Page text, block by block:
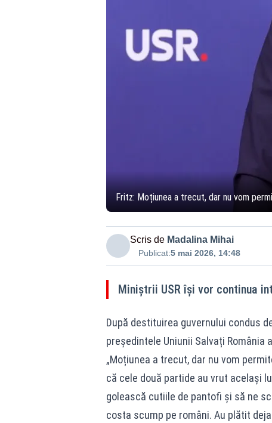
Fritz: Moțiunea a trecut, dar nu vom
Scris de Madalina Mihai
Publicat:5 mai 2026, 14:48
Miniștrii USR își vor continua
După destituirea guvernului condus
președintele Uniunii Salvați
„Moțiunea a trecut, dar nu vom
că cele două partide au vrut același
golească cutiile de pantofi și să ne
costa scump pe români. Au plătit